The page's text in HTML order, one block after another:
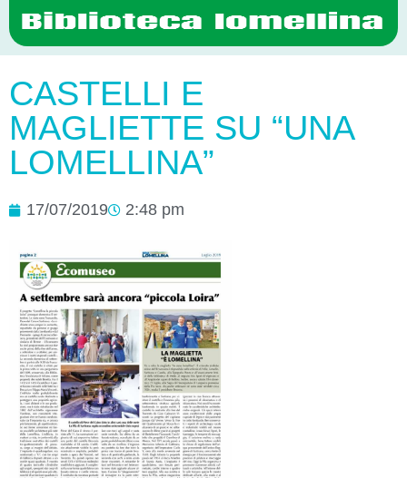
CASTELLI E
MAGLIETTE SU “UNA
LOMELLINA”
17/07/2019 2:48 pm